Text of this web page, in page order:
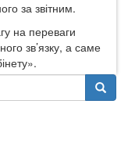
за звітним.
на переваги
зв’язку, а саме